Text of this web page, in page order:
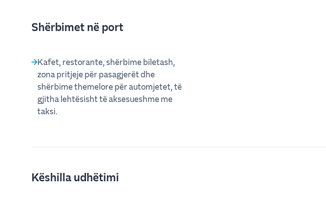
Shërbimet në port
Kafet, restorante, shërbime biletash,
zona pritjeje për pasagjerët dhe
shërbime themelore për automjetet, të
gjitha lehtësisht të aksesueshme me
taksi.
Këshilla udhëtimi